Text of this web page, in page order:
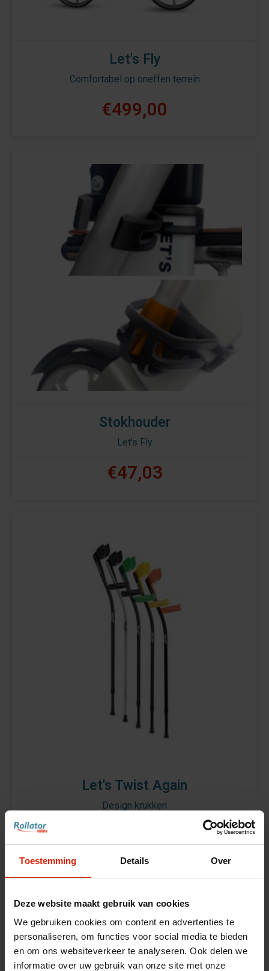
Toestemming Details Over
Deze website maakt gebruik van cookies
We gebruiken cookies om content en advertenties te
personaliseren, om functies voor social media te bieden
en om ons websiteverkeer te analyseren. Ook delen we
informatie over uw gebruik van onze site met onze
Let's Fly
Comfortabel op oneffen terrein
€499,00
Stokhouder
Let's Fly
€47,03
Let's Twist Again
Design krukken